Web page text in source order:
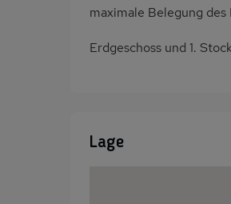
maximale Belegung
Erdgeschoss und 1. Stock
Lage